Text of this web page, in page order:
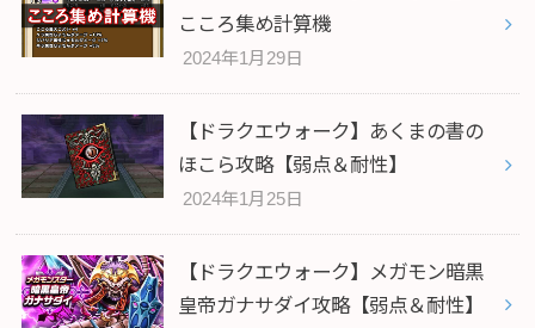
こころ集め計算機
2024年1月29日
【ドラクエウォーク】あくまの書の
ほこら攻略【弱点＆耐性】
2024年1月25日
【ドラクエウォーク】メガモン暗黒
皇帝ガナサダイ攻略【弱点＆耐性】